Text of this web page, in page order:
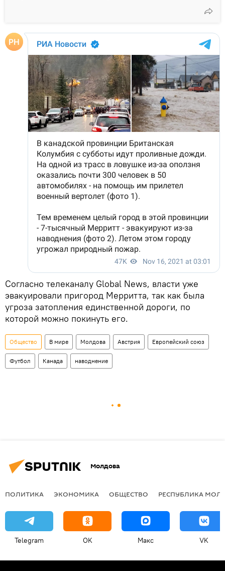
Согласно телеканалу Global News, власти уже
эвакуировали пригород Мерритта, так как была
угроза затопления единственной дороги, по
которой можно покинуть его.
Общество В мире Молдова Австрия Европейский союз
Футбол Канада наводнение
Молдова
ПОЛИТИКА ЭКОНОМИКА ОБЩЕСТВО РЕСПУБЛИКА
Telegram OK Макс VK